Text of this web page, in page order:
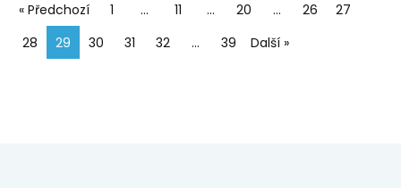
« Předchozí 1 … 11 … 20 … 26
27
28
29 30 31 32 … 39 Další »